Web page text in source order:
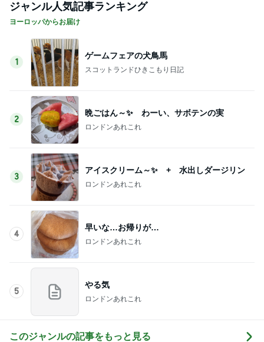
ジャンル人気記事ランキング
ヨーロッパからお届け
1
ゲームフェアの犬鳥馬
スコットランドひきこもり日記
2
晩ごはん～✨ わーい、サボテンの実
ロンドンあれこれ
3
アイスクリーム～✨ + 水出しダージリン
ロンドンあれこれ
4
早いな…お帰りが…
ロンドンあれこれ
5
やる気
ロンドンあれこれ
このジャンルの記事をもっと見る